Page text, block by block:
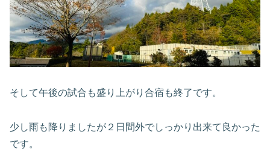
そして午後の試合も盛り上がり合宿も終了です。
少し雨も降りましたが２日間外でしっかり出来て良かった
です。